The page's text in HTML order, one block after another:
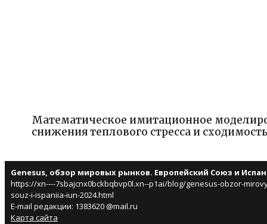
Математическое имитационное
снижения теплового стресса и
Genesus, обзор мировых рынков. Европейский Союз и
https://xn----7sbajcnx0bckbqbvp0l.xn--p1ai/blog/genesus-obzor-
souz-i-ispaniia-iun-2024.html
E-mail редакции: 1383620 @mail.ru
Карта сайта